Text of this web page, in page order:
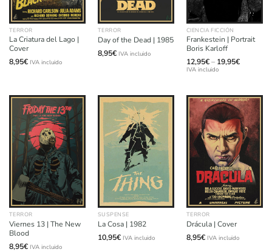
TERROR
La Criatura del Lago |
Cover
8,95€ IVA incluido
TERROR
Day of the Dead | 1985
8,95€ IVA incluido
CIENCIA FICCIÓN
Frankestein | Portrait
Boris Karloff
12,95€ – 19,95€Price
IVA incluido
TERROR
Viernes 13 | The New
Blood
8,95€ IVA incluido
SUSPENSE
La Cosa | 1982
10,95€ IVA incluido
TERROR
Drácula | Cover
8,95€ IVA incluido